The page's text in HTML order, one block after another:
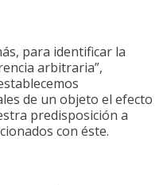
para identificar la
arbitraria”,
de un objeto el efecto
predisposición a
con éste.